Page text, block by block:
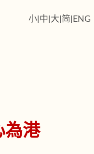
ENG
简
大
中
小
港